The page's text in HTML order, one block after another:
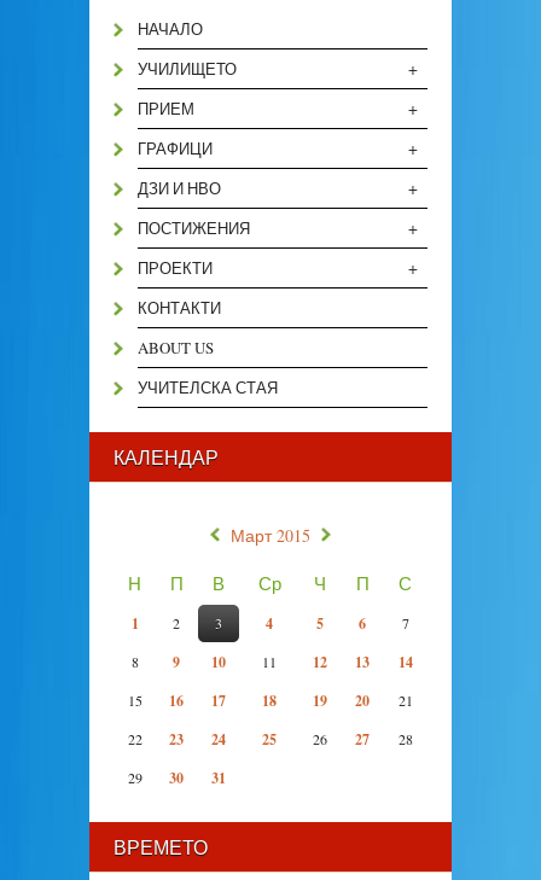
НАЧАЛО
+
УЧИЛИЩЕТО
+
ПРИЕМ
+
ГРАФИЦИ
+
ДЗИ И НВО
+
ПОСТИЖЕНИЯ
+
ПРОЕКТИ
КОНТАКТИ
ABOUT US
УЧИТЕЛСКА СТАЯ
КАЛЕНДАР
Март 2015
Н П В Ср Ч П С
1 2 3 4 5 6
7
8
9 10 11 12 13 14
15 16 17 18 19 20
21
22
23 24 25 26 27
28
29
30 31
ВРЕМЕТО